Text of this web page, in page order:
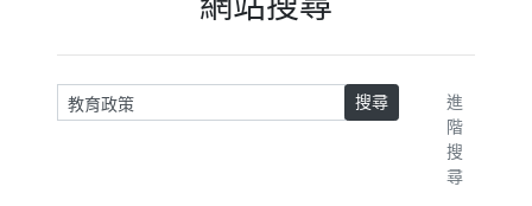
請輸入關鍵字 搜尋
進
階
搜
尋